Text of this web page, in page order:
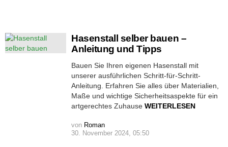
Hasenstall selber bauen –
Anleitung und Tipps
Bauen Sie Ihren eigenen Hasenstall mit
unserer ausführlichen Schritt-für-Schritt-
Anleitung. Erfahren Sie alles über Materialien,
Maße und wichtige Sicherheitsaspekte für ein
artgerechtes Zuhause WEITERLESEN
von Roman
30. November 2024, 05:50